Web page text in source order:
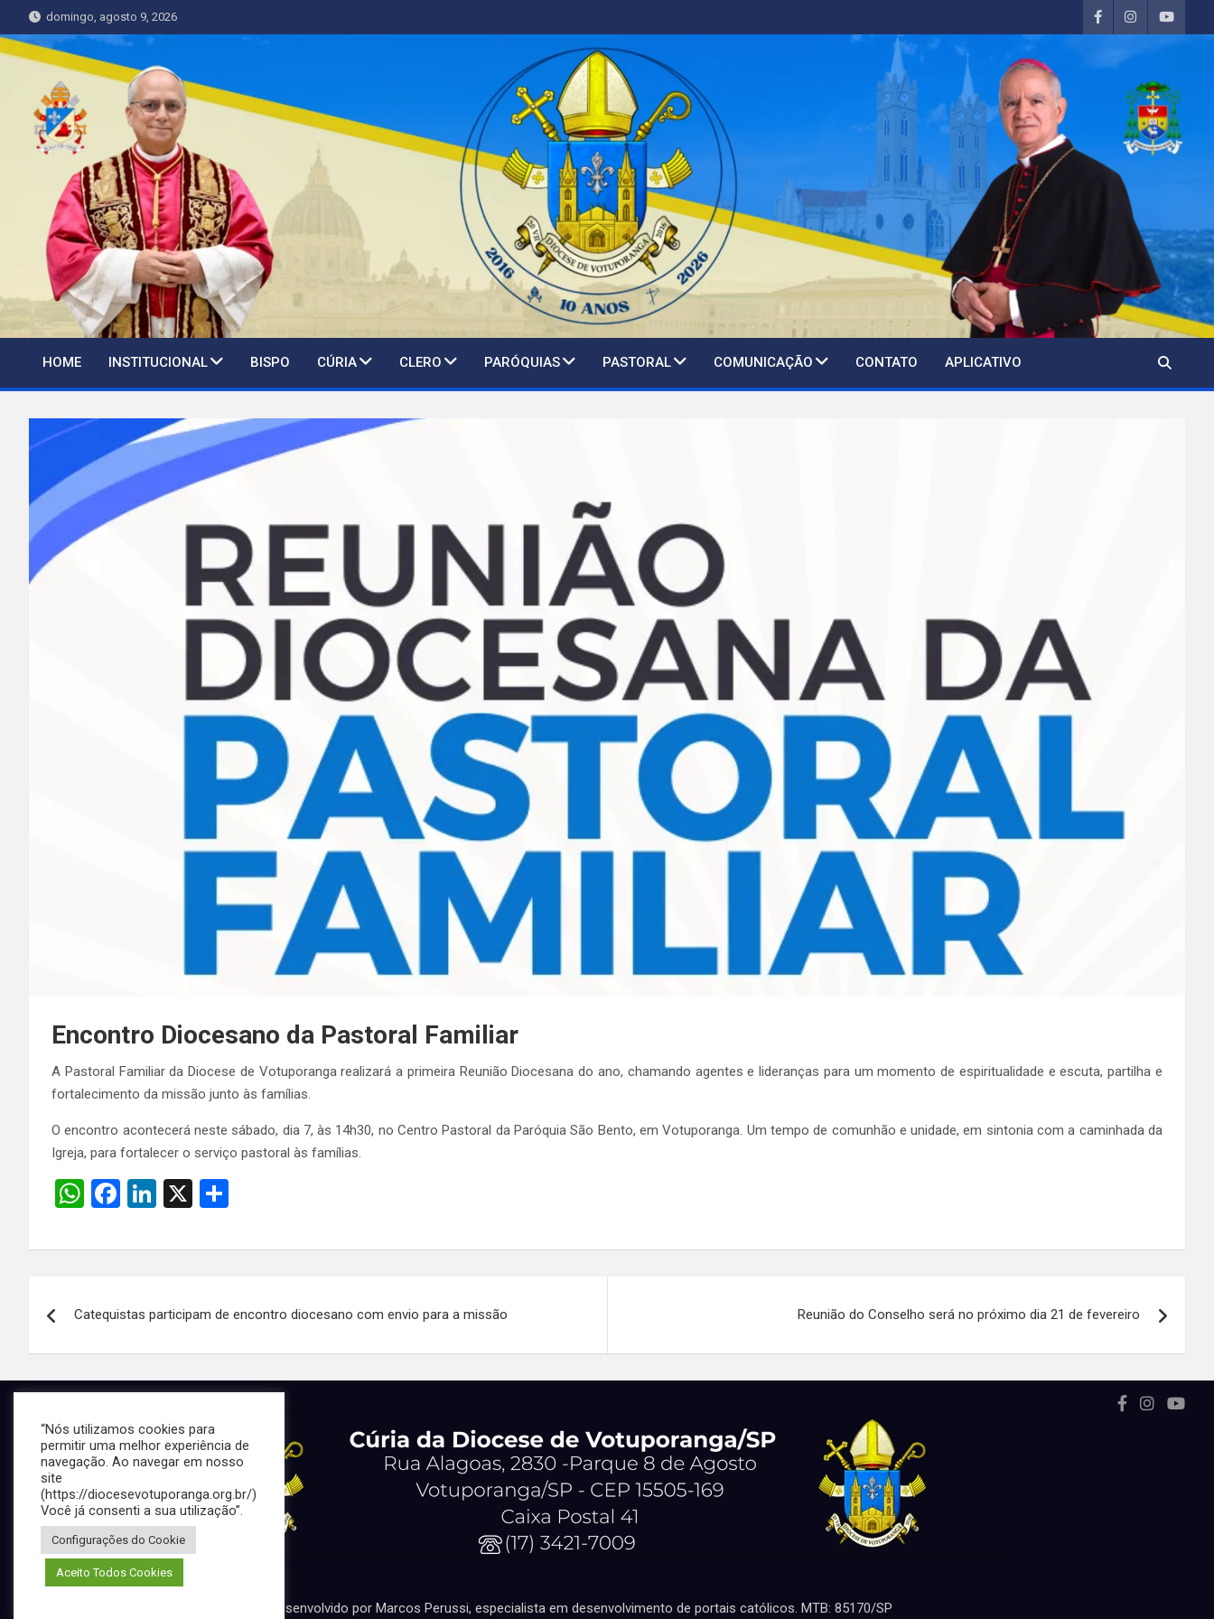
to
content
domingo, agosto 9, 2026
HOME INSTITUCIONAL BISPO CÚRIA CLERO PARÓQUIAS PASTORAL COMUNICAÇÃO CONTATO APLICATIVO
Encontro Diocesano da Pastoral Familiar
A Pastoral Familiar da Diocese de Votuporanga realizará a primeira Reunião Diocesana do ano, chamando agentes e lideranças para um momento de espiritualidade e escuta, partilha e
fortalecimento da missão junto às famílias.
O encontro acontecerá neste sábado, dia 7, às 14h30, no Centro Pastoral da Paróquia São Bento, em Votuporanga. Um tempo de comunhão e unidade, em sintonia com a caminhada da
Igreja, para fortalecer o serviço pastoral às famílias.
W
at
A
F
ce
o
Li
ke
n
X
ar
de
Catequistas participam de encontro diocesano com envio para a missão Reunião do Conselho será no próximo dia 21 de fevereiro
Portal desenvolvido por Marcos Perussi, especialista em desenvolvimento de portais católicos. MTB: 85170/SP
“Nós utilizamos cookies para
permitir uma melhor experiência de
navegação. Ao navegar em nosso
site
(https://diocesevotuporanga.org.br/)
Você já consenti a sua utilização”.
Configurações do Cookie
Aceito Todos Cookies